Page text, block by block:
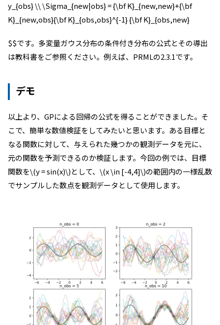
y_{obs} \\ \Sigma_{new|obs} = {\bf K}_{new,new}+{\bf
K}_{new,obs}{\bf K}_{obs,obs}^{-1} {\bf K}_{obs,new}
$$です。多変量ガウス分布の条件付き分布の公式とその導出
は教科書をご参照ください。例えば、PRMLの2.3.1です。
デモ
以上より、GPによる回帰の公式を得ることができました。そ
こで、簡単な数値検証をしてみたいと思います。ある目標と
なる関数に対して、与えられた幾つかの観測データを元に、
元の関数を予測できるのか検証します。今回の例では、目標
関数を\(y = sin(x)\)として、\(x \in [-4,4]\)の範囲内の一様乱数
でサンプルした数点を観測データとして使用します。